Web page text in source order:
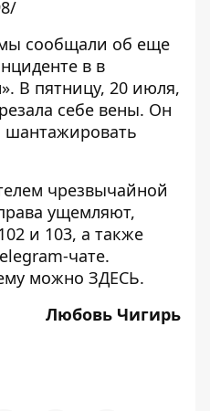
сообщали об еще
в в
В пятницу, 20 июля,
себе вены. Он
шантажировать
чрезвычайной
ущемляют,
и 103, а также
чате.
можно ЗДЕСЬ.
Любовь Чигирь